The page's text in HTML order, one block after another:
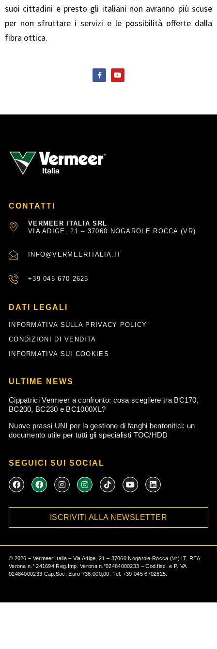
suoi cittadini e presto gli italiani non avranno più scuse
per non sfruttare i servizi e le possibilità offerte dalla
fibra ottica.
F
a
c
Y
o
u
CONTATTI
VERMEER ITALIA SRL
VIA ADIGE, 21 – 37060 NOGAROLE ROCCA (VR)
INFO@VERMEERITALIA.IT
+39 045 670 2625
DATI LEGALI
INFORMATIVA SULLA PRIVACY POLICY
CONDIZIONI DI VENDITA
INFORMATIVA SUI COOKIES
ULTIME NEWS
Cippatrici Vermeer a confronto: cosa scegliere tra BC170,
BC200, BC230 e BC1000XL?
Nuove prassi UNI per la gestione di fanghi bentonitici: un
documento utile per tutti gli specialisti TOC/HDD
SEGUICI SUI SOCIAL
F
a
c
b
o
F
a
c
b
o
I
n
s
a
g
r
I
n
s
a
g
r
T
i
k
o
k
Y
o
u
u
b
e
L
i
n
e
d
i
ISCRIVITI ALLA NEWSLETTER
© 2026 – Vermeer Italia – Via Adige, 21 – 37060 Nogarole Rocca (Vr) IT. REA
Verona n.° 241694 Reg.Imp. Verona n.°02484000233 – Cod.fisc. e P.IVA
02484000233 Cap.Soc. Euro 738.000,00. Tel. +39 045 6702625